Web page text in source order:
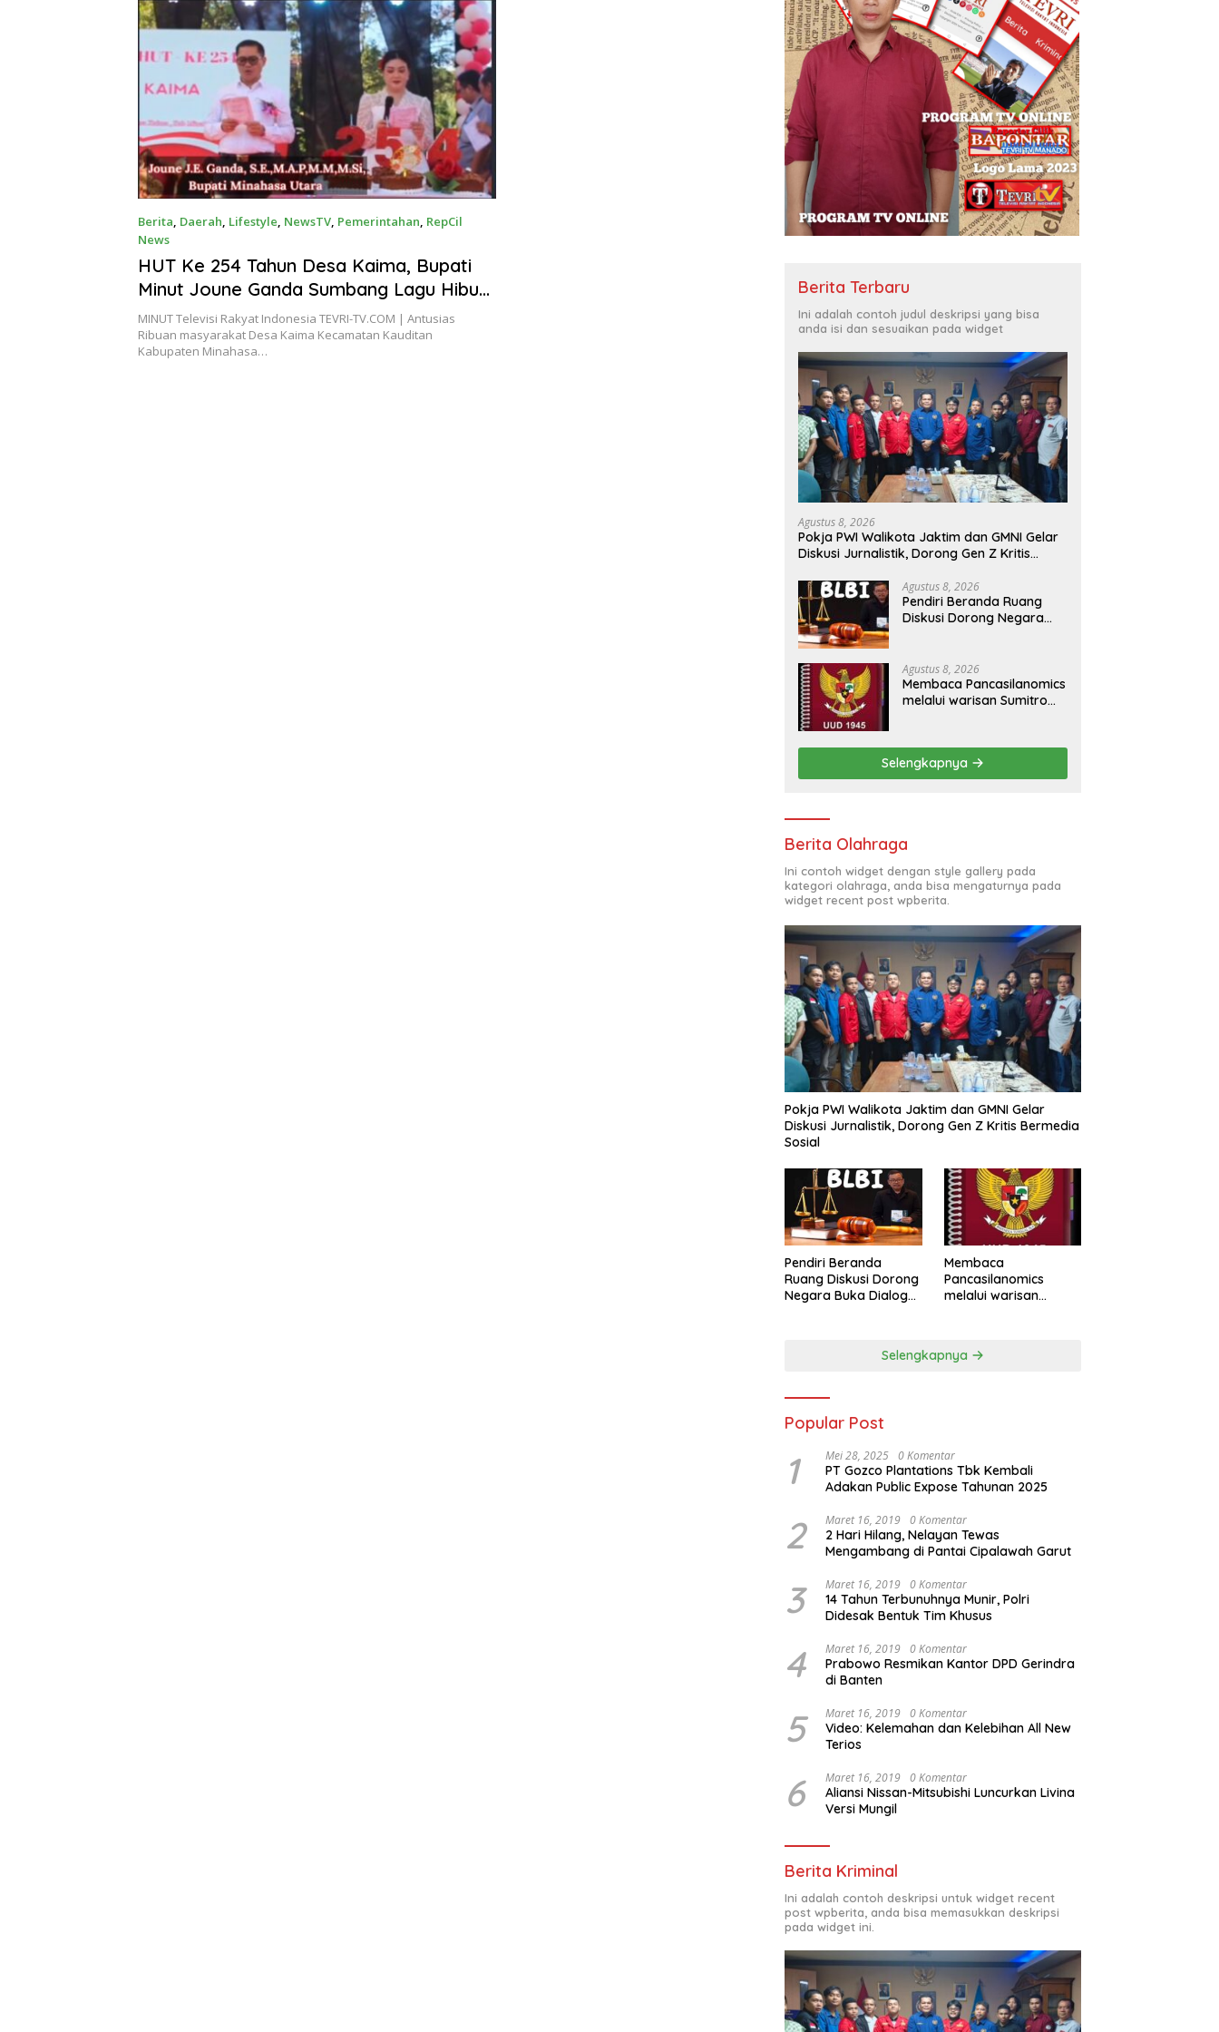
Kompetitif
Berita, Daerah, Lifestyle, NewsTV, Pemerintahan, RepCil
News
April 28, 2024
HUT Ke 254 Tahun Desa Kaima, Bupati
Minut Joune Ganda Sumbang Lagu Hibur
Masyarakat
MINUT Televisi Rakyat Indonesia TEVRI-TV.COM | Antusias
Ribuan masyarakat Desa Kaima Kecamatan Kauditan
Kabupaten Minahasa…
Berita Terbaru
Ini adalah contoh judul deskripsi yang bisa
anda isi dan sesuaikan pada widget
Agustus 8, 2026
Pokja PWI Walikota Jaktim dan GMNI Gelar
Diskusi Jurnalistik, Dorong Gen Z Kritis
Agustus 8, 2026
Pendiri Beranda Ruang
Diskusi Dorong Negara
Agustus 8, 2026
Membaca Pancasilanomics
melalui warisan Sumitro
Selengkapnya
Berita Olahraga
Ini contoh widget dengan style gallery pada
kategori olahraga, anda bisa mengaturnya pada
widget recent post wpberita.
Pokja PWI Walikota Jaktim dan GMNI Gelar
Diskusi Jurnalistik, Dorong Gen Z Kritis Bermedia
Sosial
Pendiri Beranda
Ruang Diskusi Dorong
Negara Buka Dialog
Membaca
Pancasilanomics
melalui warisan
Selengkapnya
Popular Post
1 Mei 28, 2025 0 Komentar
PT Gozco Plantations Tbk Kembali
Adakan Public Expose Tahunan 2025
2 Maret 16, 2019 0 Komentar
2 Hari Hilang, Nelayan Tewas
Mengambang di Pantai Cipalawah Garut
3 Maret 16, 2019 0 Komentar
14 Tahun Terbunuhnya Munir, Polri
Didesak Bentuk Tim Khusus
4 Maret 16, 2019 0 Komentar
Prabowo Resmikan Kantor DPD Gerindra
di Banten
5 Maret 16, 2019 0 Komentar
Video: Kelemahan dan Kelebihan All New
Terios
6 Maret 16, 2019 0 Komentar
Aliansi Nissan-Mitsubishi Luncurkan Livina
Versi Mungil
Berita Kriminal
Ini adalah contoh deskripsi untuk widget recent
post wpberita, anda bisa memasukkan deskripsi
pada widget ini.